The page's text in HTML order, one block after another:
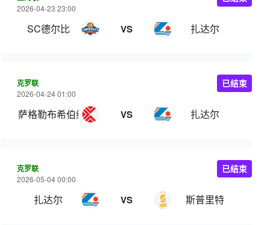
2026-04-23 23:00
SC德尔比 VS 扎达尔
克罗联
2026-04-24 01:00
萨格勒布希伯纳 VS 扎达尔
已结束
克罗联
2026-05-04 00:00
扎达尔 VS 斯普里特
已结束